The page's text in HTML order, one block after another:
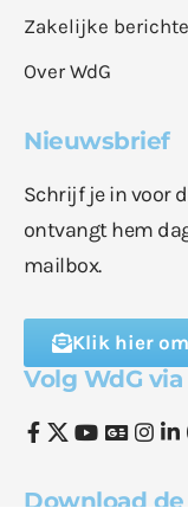
Zakelijke
Over WdG
Nieuwsbrief
Schrijf je in voor
ontvangt hem
mailbox.
Klik hier
Volg WdG
Download